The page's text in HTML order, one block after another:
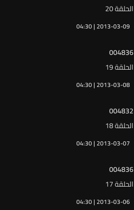
04:30 | 2013-03-09
الحلقة 20
04:30 | 2013-03-08
الحلقة 19
004836
04:30 | 2013-03-07
الحلقة 18
004832
04:30 | 2013-03-06
الحلقة 17
004836